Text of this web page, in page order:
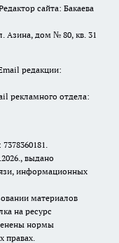
сайта: Бакаева
Азина, дом № 80, кв. 31
редакции:
рекламного отдела:
выдано
информационных
материалов
на ресурс
нормы
правах.